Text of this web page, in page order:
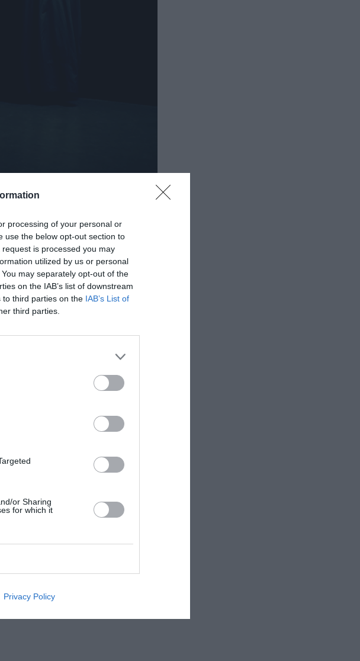
processing of your personal or
use the below opt-out section to
is processed you may
utilized by us or personal
may separately opt-out of the
on the IAB’s list of downstream
to third parties on the IAB’s List of
third parties.
or Sharing
for which it
Privacy Policy
6 άτομα: 10 ευρώ | Προπώληση